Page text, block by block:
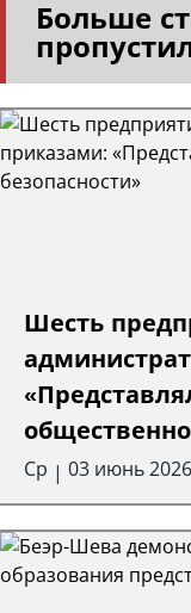
Больше
Шесть
Ср | 03 июнь 2026